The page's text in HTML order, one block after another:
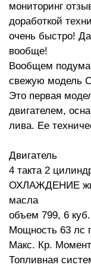
мониторинг
доработкой
очень быстро!
вообще!
Вообщем
свежую модель
Это первая
двигателем,
лива. Ее
Двигатель
4 такта 2
ОХЛАЖДЕНИЕ
масла
объем 799, 6
Мощность 63 лс
Макс. Кр.
Топливная